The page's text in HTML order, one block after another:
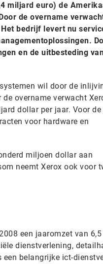
miljard euro) de
de overname
bedrijf levert nu
en de uitbesteding
wil door de
overname verwacht
dollar per jaar. Voor de
voor hardware en
miljoen dollar aan
neemt Xerox ook voor
een jaaromzet van
dienstverlening,
belangrijke ict-